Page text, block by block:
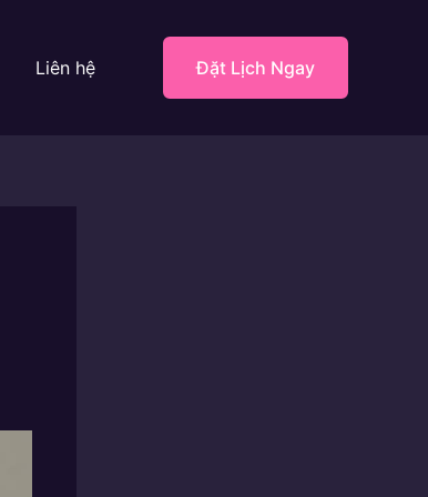
Liên hệ Đặt Lịch Ngay